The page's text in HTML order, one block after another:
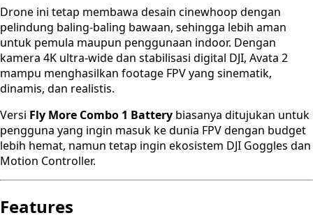
Drone ini tetap membawa desain cinewhoop dengan
pelindung baling-baling bawaan, sehingga lebih aman
untuk pemula maupun penggunaan indoor. Dengan
kamera 4K ultra-wide dan stabilisasi digital DJI, Avata 2
mampu menghasilkan footage FPV yang sinematik,
dinamis, dan realistis.
Versi Fly More Combo 1 Battery biasanya ditujukan untuk
pengguna yang ingin masuk ke dunia FPV dengan budget
lebih hemat, namun tetap ingin ekosistem DJI Goggles dan
Motion Controller.
Features